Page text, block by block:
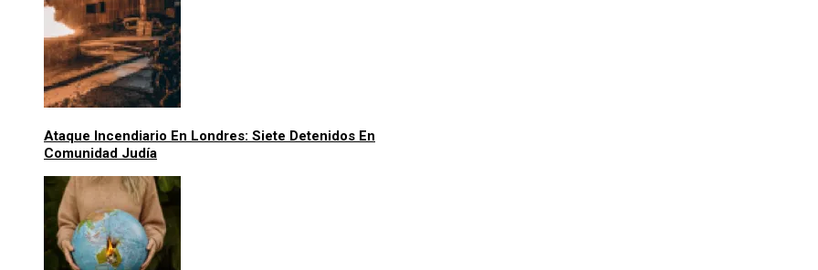
Ataque Incendiario En Londres: Siete Detenidos En
Comunidad Judía